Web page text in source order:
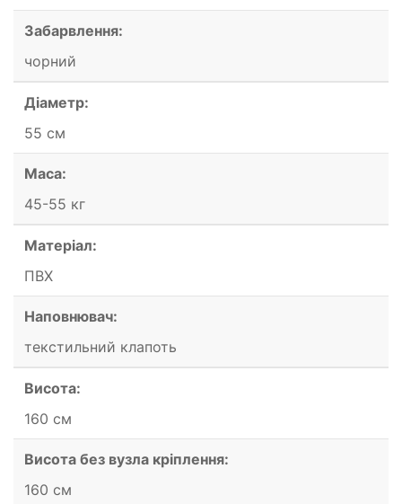
Забарвлення:
чорний
Діаметр:
55 см
Маса:
45-55 кг
Матеріал:
ПВХ
Наповнювач:
текстильний клапоть
Висота:
160 см
Висота без вузла кріплення:
160 см